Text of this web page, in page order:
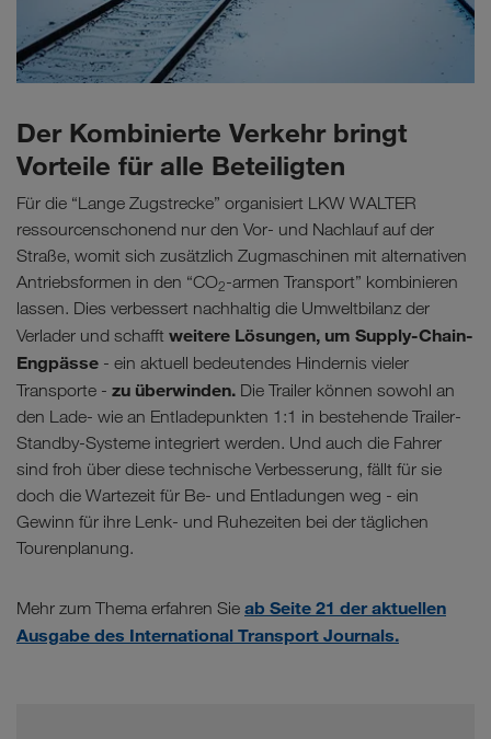
Der Kombinierte Verkehr bringt
Vorteile für alle Beteiligten
Für die “Lange Zugstrecke” organisiert LKW WALTER
ressourcenschonend nur den Vor- und Nachlauf auf der
Straße, womit sich zusätzlich Zugmaschinen mit alternativen
Antriebsformen in den “CO2-armen Transport” kombinieren
lassen. Dies verbessert nachhaltig die Umweltbilanz der
Verlader und schafft weitere Lösungen, um Supply-Chain-
Engpässe - ein aktuell bedeutendes Hindernis vieler
Transporte - zu überwinden. Die Trailer können sowohl an
den Lade- wie an Entladepunkten 1:1 in bestehende Trailer-
Standby-Systeme integriert werden. Und auch die Fahrer
sind froh über diese technische Verbesserung, fällt für sie
doch die Wartezeit für Be- und Entladungen weg - ein
Gewinn für ihre Lenk- und Ruhezeiten bei der täglichen
Tourenplanung.
Mehr zum Thema erfahren Sie ab Seite 21 der aktuellen
Ausgabe des International Transport Journals.